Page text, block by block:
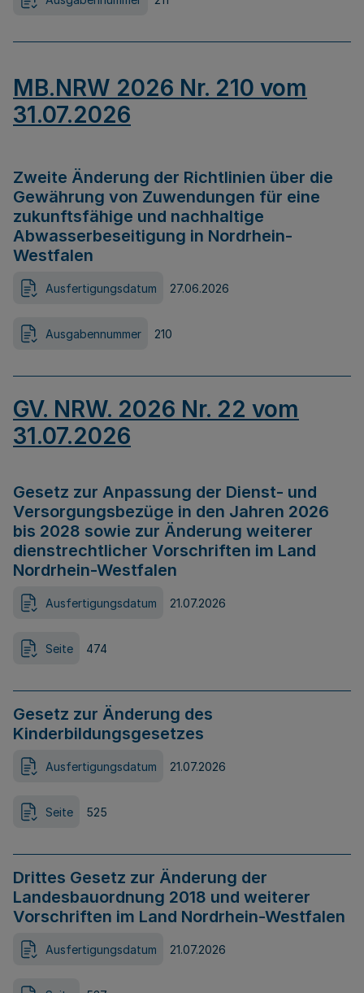
MB.NRW 2026 Nr. 210 vom
31.07.2026
Zweite Änderung der Richtlinien über die
Gewährung von Zuwendungen für eine
zukunftsfähige und nachhaltige
Abwasserbeseitigung in Nordrhein-
Westfalen
Ausfertigungsdatum 27.06.2026
Ausgabennummer 210
GV. NRW. 2026 Nr. 22 vom
31.07.2026
Gesetz zur Anpassung der Dienst- und
Versorgungsbezüge in den Jahren 2026
bis 2028 sowie zur Änderung weiterer
dienstrechtlicher Vorschriften im Land
Nordrhein-Westfalen
Ausfertigungsdatum 21.07.2026
Seite 474
Gesetz zur Änderung des
Kinderbildungsgesetzes
Ausfertigungsdatum 21.07.2026
Seite 525
Drittes Gesetz zur Änderung der
Landesbauordnung 2018 und weiterer
Vorschriften im Land Nordrhein-Westfalen
Ausfertigungsdatum 21.07.2026